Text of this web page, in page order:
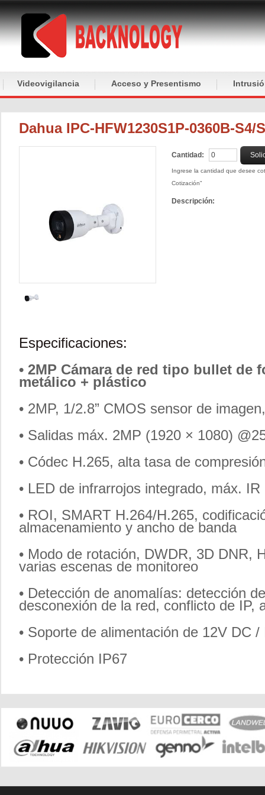
Videovigilancia Acceso y Presentismo
Dahua IPC-HFW1230S1P-0360B-S4/
Cantidad:
Ingrese la cantidad que desee
Cotización"
Descripción:
Especificaciones:
• 2MP Cámara de red tipo bullet
metálico + plástico
• 2MP, 1/2.8” CMOS sensor de
• Salidas máx. 2MP (1920 × 1080)
• Códec H.265, alta tasa de
• LED de infrarrojos integrado, máx.
• ROI, SMART H.264/H.265,
almacenamiento y ancho de banda
• Modo de rotación, DWDR, 3D DNR,
varias escenas de monitoreo
• Detección de anomalías: detección
desconexión de la red, conflicto de IP,
• Soporte de alimentación de 12V DC /
• Protección IP67